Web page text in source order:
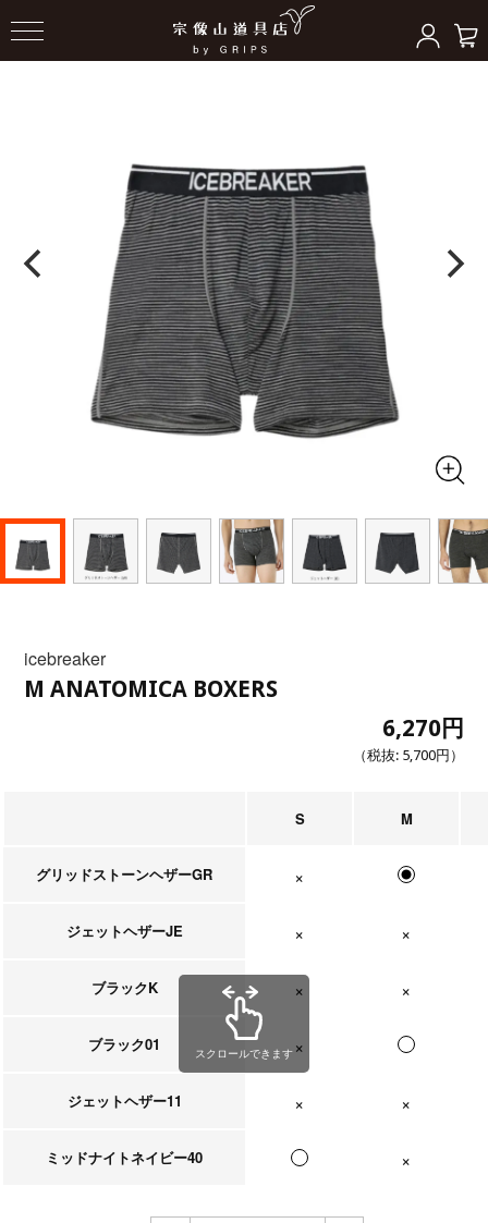
タイツ/ハーフパンツ/下着
icebreaker
M ANATOMICA BOXERS
6,270円
（税抜: 5,700円 ）
S M
グリッドストーンヘザーGR
ジェットヘザーJE
ブラックK 在庫なし
ブラック01 在庫なし
ジェットヘザー11
ミッドナイトネイビー40
スクロールできます